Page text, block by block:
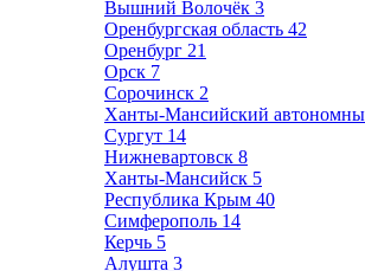
Вышний Волочёк 3
Оренбургская область 42
Оренбург 21
Орск 7
Сорочинск 2
Ханты-Мансийский
Сургут 14
Нижневартовск 8
Ханты-Мансийск 5
Республика Крым 40
Симферополь 14
Керчь 5
Алушта 3